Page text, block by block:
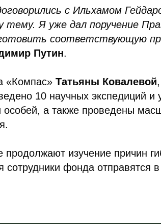
с Ильхамом
Я уже дал поручение
соответствующую
Путин.
«Компас» Татьяны Ковалевой
10 научных экспедиций и
а также проведены
изучение причин
фонда отправятся